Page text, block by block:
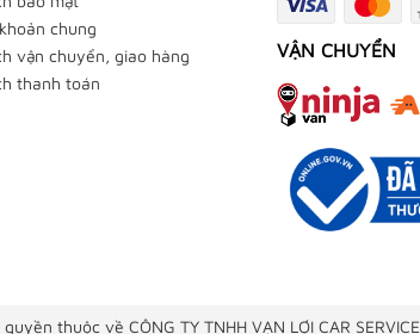
chung
vận chuyển, giao hàng
thanh toán
VẬN CHUYỂN
thuộc về CÔNG TY TNHH VẠN LỢI CAR SERVICE